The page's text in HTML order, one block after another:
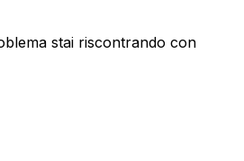
stai riscontrando con